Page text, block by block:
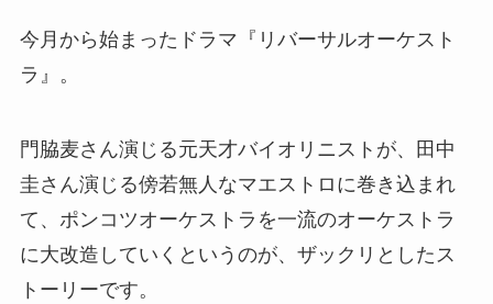
今月から始まったドラマ『リバーサルオーケスト
ラ』。
門脇麦さん演じる元天才バイオリニストが、田中
圭さん演じる傍若無人なマエストロに巻き込まれ
て、ポンコツオーケストラを一流のオーケストラ
に大改造していくというのが、ザックリとしたス
トーリーです。